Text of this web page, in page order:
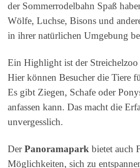
der Sommerrodelbahn Spaß
Wölfe, Luchse, Bisons und
in ihrer natürlichen Umgebung
Ein Highlight ist der Streichelzoo
Hier können Besucher die Tiere
Es gibt Ziegen, Schafe oder
anfassen kann. Das macht die
unvergesslich.
DerPanoramapark bietet auch
Möglichkeiten, sich zu